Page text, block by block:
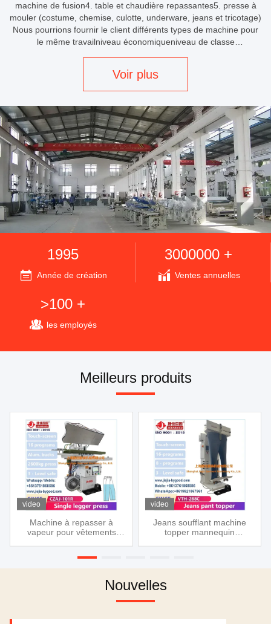
machine de fusion4. table et chaudière repassantes5. presse à
mouler (costume, chemise, culotte, underware, jeans et tricotage)
Nous pourrions fournir le client différents types de machine pour
le même travailniveau économiqueniveau de classe
Voir plus
1995
Année de création
3000000 +
Ventes annuelles
>100 +
les employés
Meilleurs produits
video
Machine à repasser à
vapeur pour vêtements
en aluminium
video
Jeans soufflant machine
topper mannequin
Nouvelles